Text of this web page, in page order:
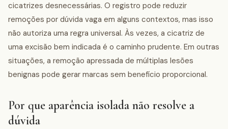
cicatrizes desnecessárias. O registro pode reduzir
remoções por dúvida vaga em alguns contextos, mas isso
não autoriza uma regra universal. Às vezes, a cicatriz de
uma excisão bem indicada é o caminho prudente. Em outras
situações, a remoção apressada de múltiplas lesões
benignas pode gerar marcas sem benefício proporcional.
Por que aparência isolada não resolve a
dúvida